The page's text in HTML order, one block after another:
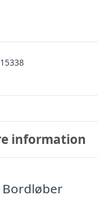
information
Bordløber